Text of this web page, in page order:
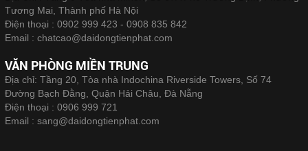
Tương Mai, Thành phố Hà Nội
Điện thoại : 0902 999 423 - 0908 835 842
Email : chatcao@daidongtienphat.com
VĂN PHÒNG MIỀN TRUNG
Địa chỉ: Tầng 20, Tòa nhà Indochina Riverside Towers, Số 74
Đường Bạch Đằng, Quận Hải Châu, Đà Nẵng
Điện thoại : 0906 999 721
Email : sang@daidongtienphat.com